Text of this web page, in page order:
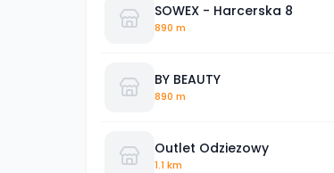
SOWEX - Harcerska 8
890 m
BY BEAUTY
890 m
Outlet Odziezowy
1.1 km